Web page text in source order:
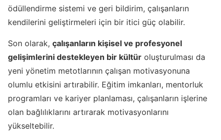
ödüllendirme sistemi ve geri bildirim, çalışanların
kendilerini geliştirmeleri için bir itici güç olabilir.
Son olarak, çalışanların kişisel ve profesyonel
gelişimlerini destekleyen bir kültür oluşturulması da
yeni yönetim metotlarının çalışan motivasyonuna
olumlu etkisini artırabilir. Eğitim imkanları, mentorluk
programları ve kariyer planlaması, çalışanların işlerine
olan bağlılıklarını artırarak motivasyonlarını
yükseltebilir.